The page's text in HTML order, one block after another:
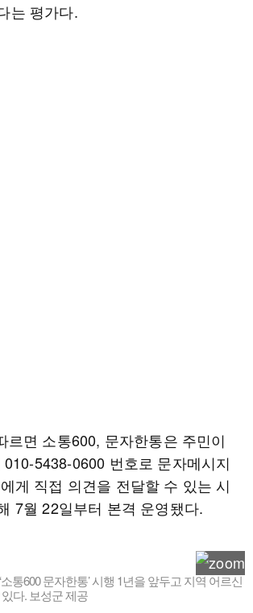
는 평가다.
르면 소통600, 문자한통은 주민이
5438-0600 번호로 문자메시지
게 직접 의견을 전달할 수 있는 시
7월 22일부터 본격 운영됐다.
통600 문자한통’ 시행 1년을 앞두고 지역 어르신
다. 보성군 제공